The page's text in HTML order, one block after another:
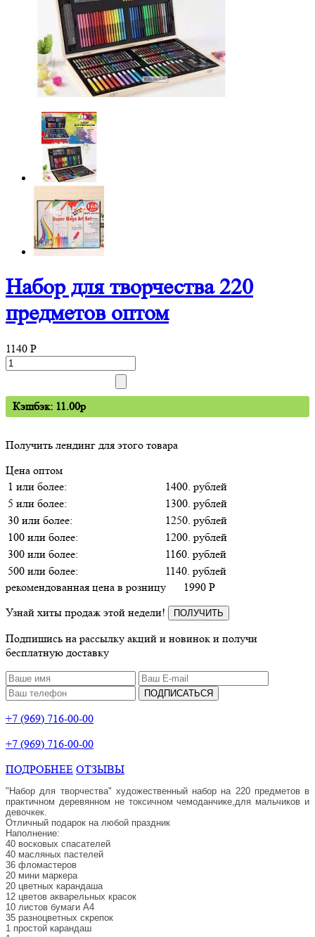
Набор для творчества 220
предметов оптом
1140 P
Кэшбэк: 11.00p
Получить лендинг для этого товара
Цена оптом
1 или более:
1400. рублей
5 или более:
1300. рублей
30 или более:
1250. рублей
100 или более:
1200. рублей
300 или более:
1160. рублей
500 или более:
1140. рублей
рекомендованная цена в розницу
1990 P
Узнай хиты продаж этой недели!
ПОЛУЧИТЬ
Подпишись на рассылку акций и новинок и получи
бесплатную доставку
ПОДПИСАТЬСЯ
+7 (969) 716-00-00
+7 (969) 716-00-00
ПОДРОБНЕЕ ОТЗЫВЫ
"Набор для творчества" художественный набор на 220 предметов в
практичном деревянном не токсичном чемоданчике,для мальчиков и
девочкек.
Отличный подарок на любой праздник
Наполнение:
40 восковых спасателей
40 масляных пастелей
36 фломастеров
20 мини маркера
20 цветных карандаша
12 цветов акварельных красок
10 листов бумаги А4
35 разноцветных скрепок
1 простой карандаш